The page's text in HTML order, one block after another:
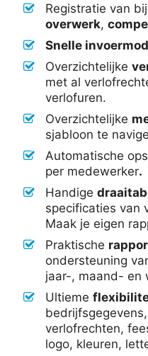
Registratie van
overwerk,
Snelle
Overzichtelijke
met al
verlofuren.
Overzichtelijke
sjabloon te
Automatische
per medewerker.
Handige
specificaties van
Maak je eigen
Praktische
ondersteuning
jaar-, maand- en
Ultieme
verlofrechten,
logo, kleuren,